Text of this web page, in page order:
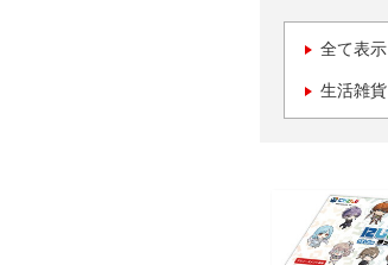
全て表示
生活雑